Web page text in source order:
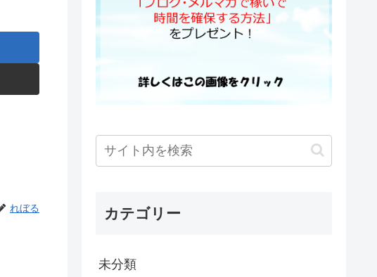
れぼる カテゴリー
未分類